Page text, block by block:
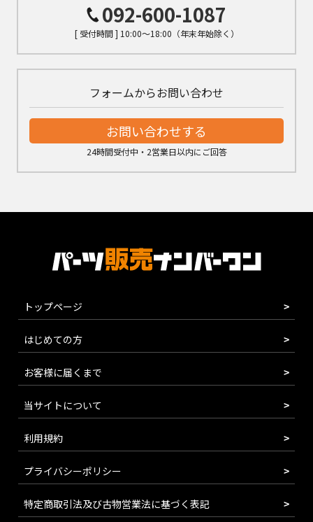
092-600-1087
[ 受付時間 ] 10:00～18:00（年末年始除く）
フォームからお問い合わせ
お問い合わせする
24時間受付中・2営業日以内にご回答
トップページ
はじめての方
お客様に届くまで
当サイトについて
利用規約
プライバシーポリシー
特定商取引法及び古物営業法に基づく表記